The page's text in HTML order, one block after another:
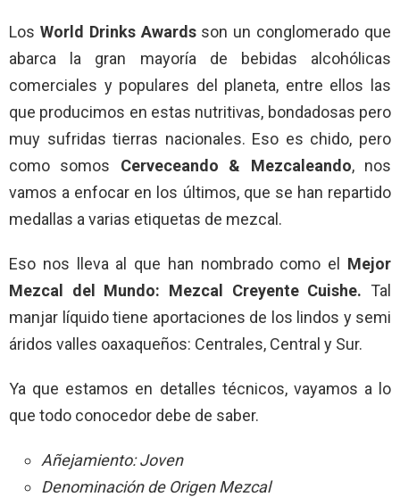
Los World Drinks Awardsson un conglomerado que
abarca la gran mayoría de bebidas alcohólicas
comerciales y populares del planeta, entre ellos las
que producimos en estas nutritivas, bondadosas pero
muy sufridas tierras nacionales. Eso es chido, pero
como somos Cerveceando & Mezcaleando, nos
vamos a enfocar en los últimos, que se han repartido
medallas a varias etiquetas de mezcal.
Eso nos lleva al que han nombrado como el Mejor
Mezcal del Mundo: Mezcal Creyente Cuishe. Tal
manjar líquido tiene aportaciones de los lindos y semi
áridos valles oaxaqueños: Centrales, Central y Sur.
Ya que estamos en detalles técnicos, vayamos a lo
que todo conocedor debe de saber.
Añejamiento: Joven
Denominación de Origen Mezcal